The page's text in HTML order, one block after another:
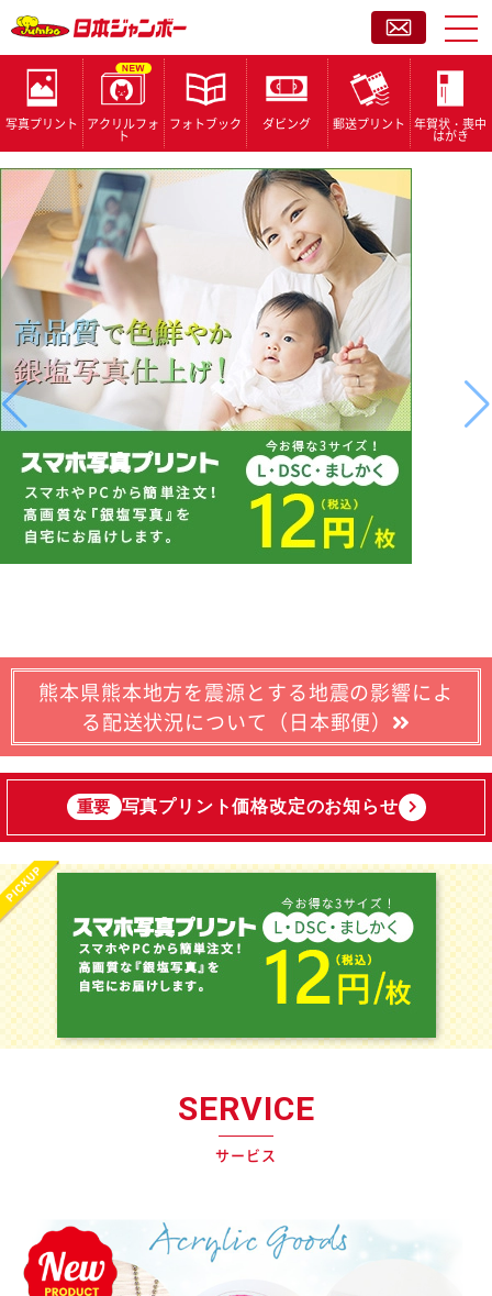
写真プリント アクリルフォ
ト
フォトブック ダビング 郵送プリント 年賀状・喪中
はがき
熊本県熊本地方を震源とする地震の影響によ
る配送状況について（日本郵便）
重要 写真プリント価格改定のお知らせ
SERVICE
サービス